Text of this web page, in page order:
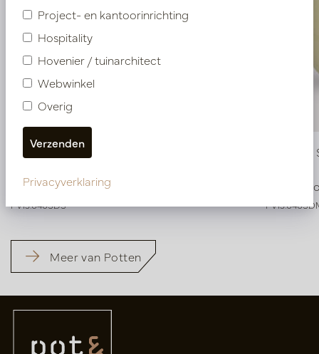
Pot Koos Sand D38 H30
Op voorraad
PV15.040SDS
Pot
Op
Meer van Potten
Project- en kantoorinrichting
Hospitality
Hovenier / tuinarchitect
Webwinkel
Overig
Privacyverklaring